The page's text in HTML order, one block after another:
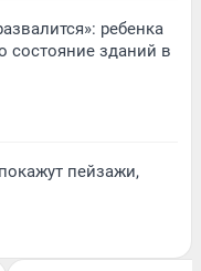
ребенка
состояние зданий в
пейзажи,